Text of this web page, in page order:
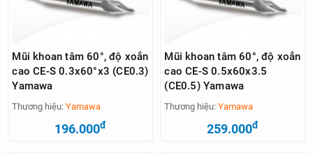
Mũi khoan tâm 60°, độ xoắn
cao CE-S 0.3x60°x3 (CE0.3)
Yamawa
Thương hiệu:Yamawa
196.000đ
Mũi khoan tâm 60°, độ xoắn
cao CE-S 0.5x60x3.5
(CE0.5) Yamawa
Thương hiệu:Yamawa
259.000đ